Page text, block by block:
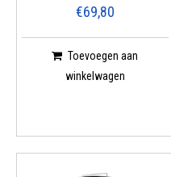
€69,80
Toevoegen aan
winkelwagen